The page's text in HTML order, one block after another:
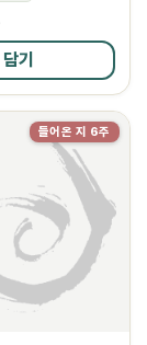
담기
들어온 지 6주